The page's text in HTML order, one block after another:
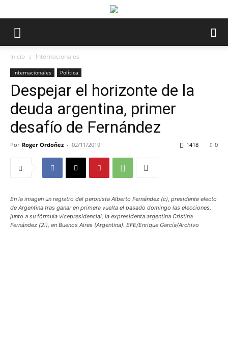
Inicio Internacionales
Internacionales Política
Despejar el horizonte de la
deuda argentina, primer
desafío de Fernández
Por Roger Ordoñez - 02/11/2019 0
1418
En la imagen un registro del peronista Alberto Fernández (c), presidente electo
de Argentina tras ganar en primera vuelta el pasado domingo las elecciones,
junto a su fórmula vicepresidencial, la expresidenta argentina Cristina
Fernández (2i), en Buenos Aires (Argentina). EFE/Enrique García/Archivo